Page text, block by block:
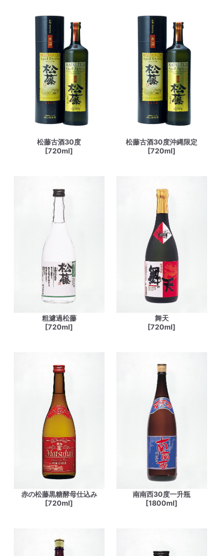
松藤古酒30度
[720ml]
松藤古酒30度沖縄限定
[720ml]
粗濾過松藤
[720ml]
舞天
[720ml]
赤の松藤黒糖酵母仕込み
[720ml]
南南西30度一升瓶
[1800ml]